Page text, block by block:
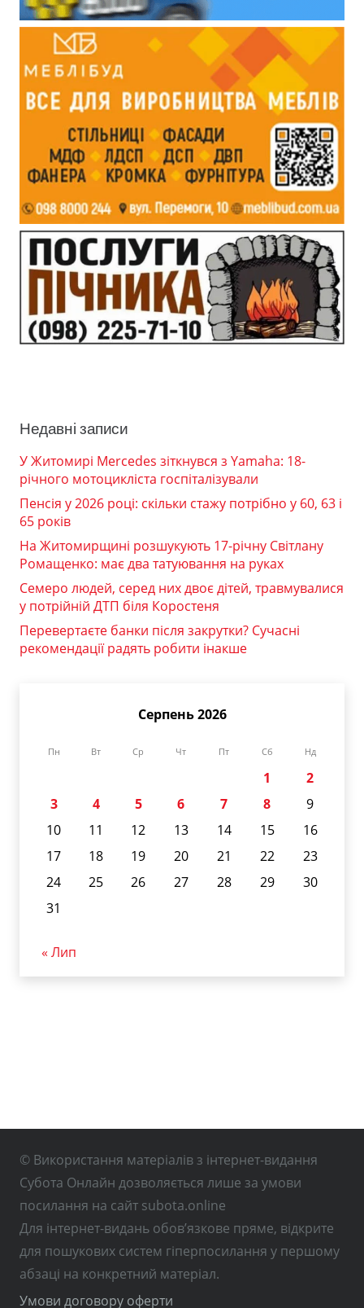
Недавні записи
У Житомирі Mercedes зіткнувся з Yamaha: 18-
річного мотоцикліста госпіталізували
Пенсія у 2026 році: скільки стажу потрібно у 60, 63 і
65 років
На Житомирщині розшукують 17-річну Світлану
Ромащенко: має два татуювання на руках
Семеро людей, серед них двоє дітей, травмувалися
у потрійній ДТП біля Коростеня
Перевертаєте банки після закрутки? Сучасні
рекомендації радять робити інакше
Серпень 2026
Пн Вт Ср Чт Пт Сб Нд
1
2
3
4 5 6 7 8
9
10
11 12 13 14 15
16
17
18 19 20 21 22
23
24
25 26 27 28 29
30
31
« Лип
© Використання матеріалів з інтернет-видання
Субота Онлайн дозволяється лише за умови
посилання на сайт subota.online
Для інтернет-видань обов’язкове пряме, відкрите
для пошукових систем гіперпосилання у першому
абзаці на конкретний матеріал.
Умови договору оферти